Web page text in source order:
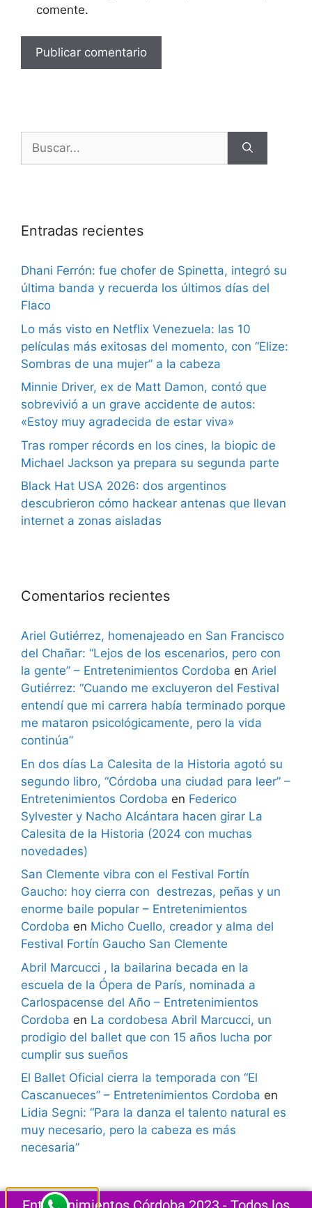
comente.
Entradas recientes
Dhani Ferrón: fue chofer de Spinetta, integró su
última banda y recuerda los últimos días del
Flaco
Lo más visto en Netflix Venezuela: las 10
películas más exitosas del momento, con “Elize:
Sombras de una mujer” a la cabeza
Minnie Driver, ex de Matt Damon, contó que
sobrevivió a un grave accidente de autos:
«Estoy muy agradecida de estar viva»
Tras romper récords en los cines, la biopic de
Michael Jackson ya prepara su segunda parte
Black Hat USA 2026: dos argentinos
descubrieron cómo hackear antenas que llevan
internet a zonas aisladas
Comentarios recientes
Ariel Gutiérrez, homenajeado en San Francisco
del Chañar: “Lejos de los escenarios, pero con
la gente” – Entretenimientos Cordoba en Ariel
Gutiérrez: “Cuando me excluyeron del Festival
entendí que mi carrera había terminado porque
me mataron psicológicamente, pero la vida
continúa”
En dos días La Calesita de la Historia agotó su
segundo libro, “Córdoba una ciudad para leer” –
Entretenimientos Cordoba en Federico
Sylvester y Nacho Alcántara hacen girar La
Calesita de la Historia (2024 con muchas
novedades)
San Clemente vibra con el Festival Fortín
Gaucho: hoy cierra con destrezas, peñas y un
enorme baile popular – Entretenimientos
Cordoba en Micho Cuello, creador y alma del
Festival Fortín Gaucho San Clemente
Abril Marcucci , la bailarina becada en la
escuela de la Ópera de París, nominada a
Carlospacense del Año – Entretenimientos
Cordoba en La cordobesa Abril Marcucci, un
prodigio del ballet que con 15 años lucha por
cumplir sus sueños
El Ballet Oficial cierra la temporada con “El
Cascanueces” – Entretenimientos Cordoba en
Lidia Segni: “Para la danza el talento natural es
muy necesario, pero la cabeza es más
necesaria”